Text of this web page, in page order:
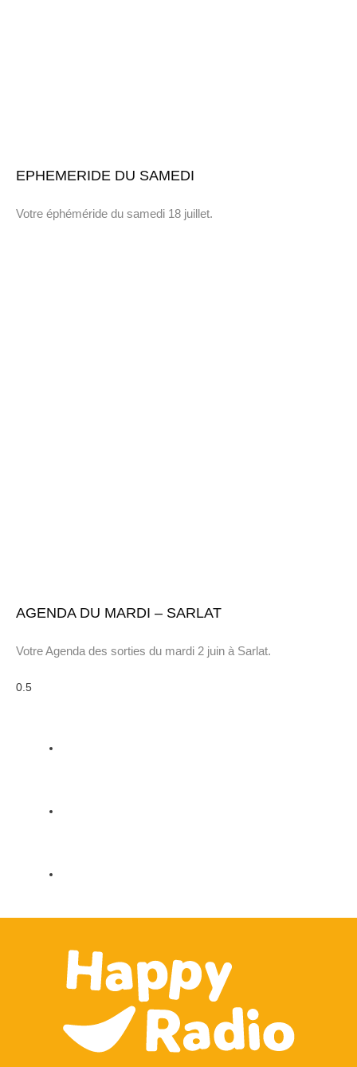
EPHEMERIDE DU SAMEDI
Votre éphéméride du samedi 18 juillet.
AGENDA DU MARDI – SARLAT
Votre Agenda des sorties du mardi 2 juin à Sarlat.